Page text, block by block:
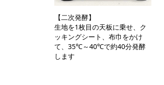
【二次発酵】
生地を1枚目の天板に乗せ、ク
ッキングシート、布巾をかけ
て、35℃～40℃で約40分発酵
します